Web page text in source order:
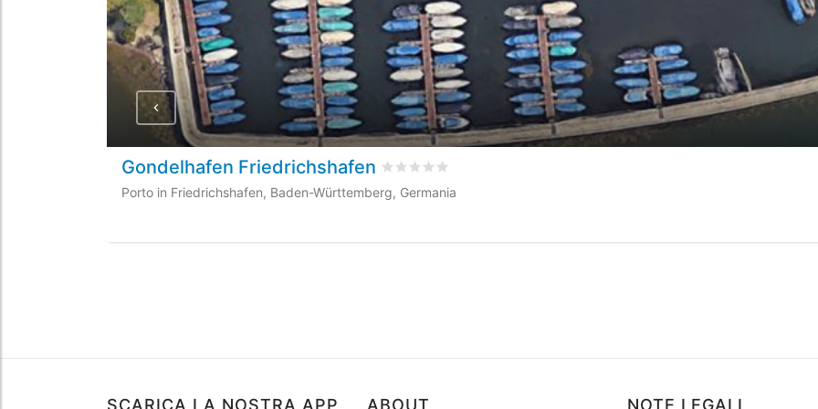
Gondelhafen Friedrichshafen Valutato0
Porto in Friedrichshafen, Baden-Württemberg, Germania
SCARICA LA NOSTRA APP ABOUT NOTE LEGALI